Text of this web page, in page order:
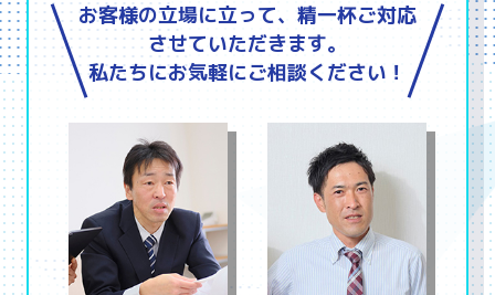
お客様の立場に立って、精一杯ご対応
させていただきます。
私たちにお気軽にご相談ください！